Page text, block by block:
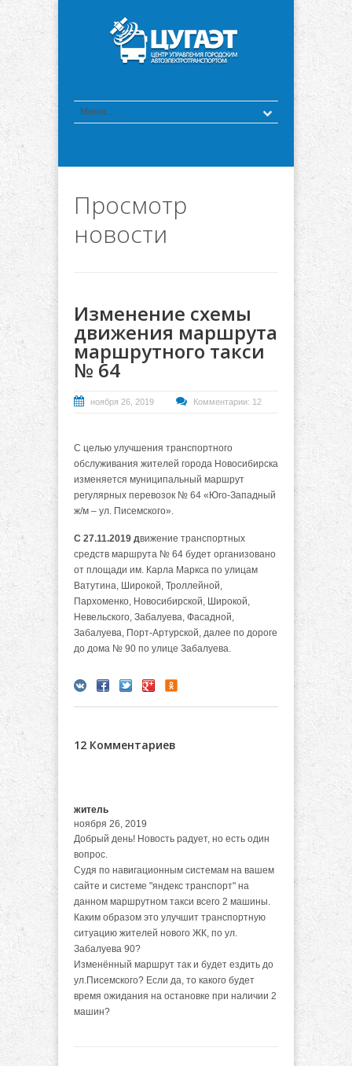
Просмотр
новости
Изменение схемы
движения маршрута
маршрутного такси
№ 64
ноября 26, 2019 Комментарии: 12
С целью улучшения транспортного
обслуживания жителей города Новосибирска
изменяется муниципальный маршрут
регулярных перевозок № 64 «Юго-Западный
ж/м – ул. Писемского».
С 27.11.2019 движение транспортных
средств маршрута № 64 будет организовано
от площади им. Карла Маркса по улицам
Ватутина, Широкой, Троллейной,
Пархоменко, Новосибирской, Широкой,
Невельского, Забалуева, Фасадной,
Забалуева, Порт-Артурской, далее по дороге
до дома № 90 по улице Забалуева.
12 Комментариев
житель
ноября 26, 2019
Добрый день! Новость радует, но есть один
вопрос.
Судя по навигационным системам на вашем
сайте и системе "яндекс транспорт" на
данном маршрутном такси всего 2 машины.
Каким образом это улучшит транспортную
ситуацию жителей нового ЖК, по ул.
Забалуева 90?
Изменённый маршрут так и будет ездить до
ул.Писемского? Если да, то какого будет
время ожидания на остановке при наличии 2
машин?